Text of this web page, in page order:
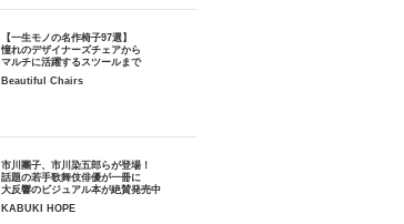
【一生モノの名作椅子97選】
憧れのデザイナーズチェアから
マルチに活躍するスツールまで
Beautiful Chairs
市川團子、市川染五郎らが登場！
話題の若手歌舞伎俳優が一冊に
大反響のビジュアル本が絶賛発売中
KABUKI HOPE